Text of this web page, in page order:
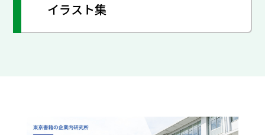
イラスト集